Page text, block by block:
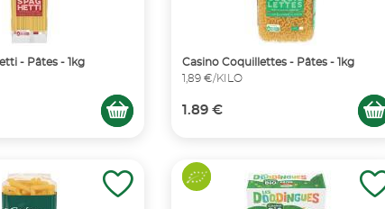
- Pâtes - 1kg
Casino Coquillettes - Pâtes - 1kg
1,89 €/KILO
1.89 €